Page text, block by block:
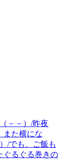
－－）/昨夜
また横にな
/でも、ご飯も
ぐるぐる巻きの